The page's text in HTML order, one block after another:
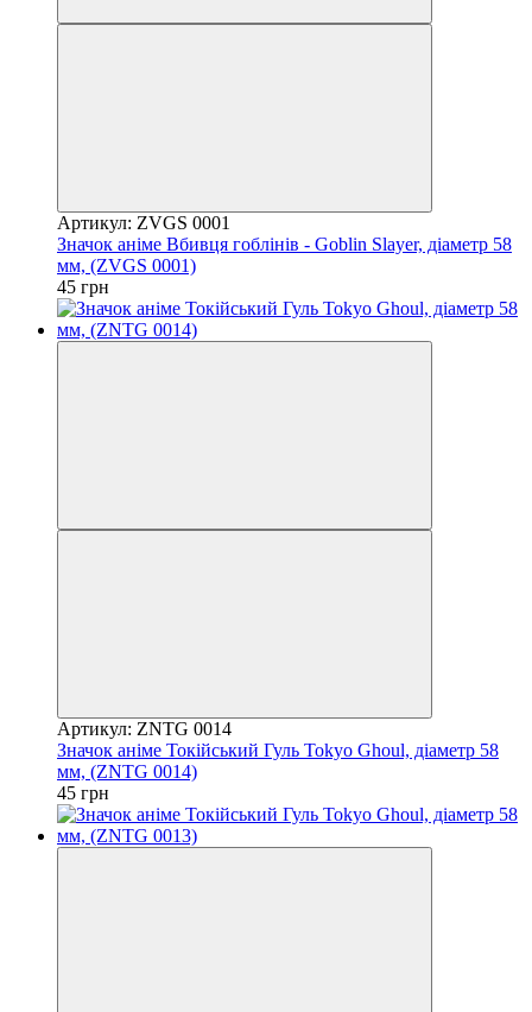
Артикул: ZVGS 0001
Значок аніме Вбивця гоблінів - Goblin Slayer, діаметр 58
мм, (ZVGS 0001)
45 грн
Артикул: ZNTG 0014
Значок аніме Токійський Гуль Tokyo Ghoul, діаметр 58
мм, (ZNTG 0014)
45 грн